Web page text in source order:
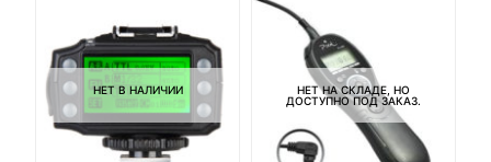
НЕТ В НАЛИЧИИ
НЕТ НА СКЛАДЕ, НО
ДОСТУПНО ПОД ЗАКАЗ.